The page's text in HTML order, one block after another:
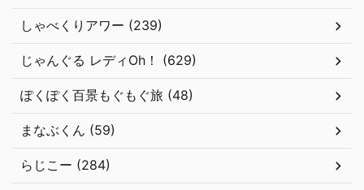
しゃべくりアワー (239)
じゃんぐる レディOh！ (629)
ぽくぽく百景もぐもぐ旅 (48)
まなぶくん (59)
らじこー (284)